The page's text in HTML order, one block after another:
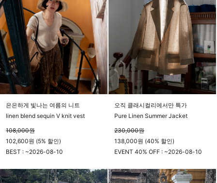
은은하게 빛나는 여름의 니트
linen blend sequin V knit vest
108,000원
102,600원 (5% 할인)
BEST : ~2026-08-10
오직 클래시컬리에서만 특가
Pure Linen Summer Jacket
230,000원
138,000원 (40% 할인)
EVENT 40% OFF : ~2026-08-10